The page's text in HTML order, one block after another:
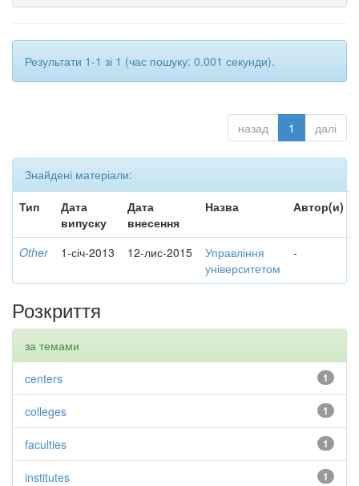
Результати 1-1 зі 1 (час пошуку: 0.001 секунди).
назад 1 далі
Знайдені матеріали:
Тип
Дата
випуску
Дата
внесення
Назва Автор(и)
Other 1-січ-2013 12-лис-2015
Управління
університетом
-
Розкриття
за темами
1
centers
1
colleges
1
faculties
1
institutes